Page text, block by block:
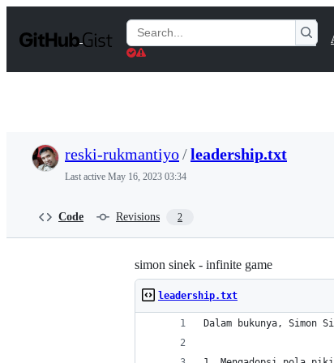
t
Search
Gists
reski-rukmantiyo/leadership.txt
Last active May 16, 2023 03:34
Code Revisions 2
simon sinek - infinite game
leadership.txt
Dalam bukunya, Simon